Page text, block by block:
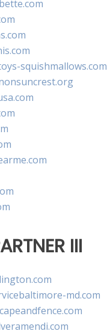
squishmallows.com
III
md.com